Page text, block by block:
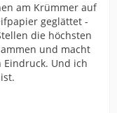
am Krümmer auf
geglättet -
die höchsten
und macht
Und ich